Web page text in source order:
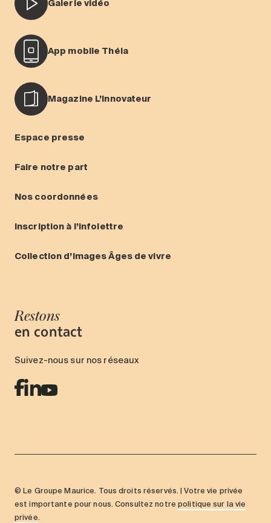
Galerie vidéo
App mobile Théia
Magazine L’Innovateur
Espace presse
Faire notre part
Nos coordonnées
Inscription à l’infolettre
Collection d’images Âges de vivre
Restons
en contact
Suivez-nous sur nos réseaux
© Le Groupe Maurice. Tous droits réservés. | Votre vie privée
est importante pour nous. Consultez notrepolitique sur la vie
privée.